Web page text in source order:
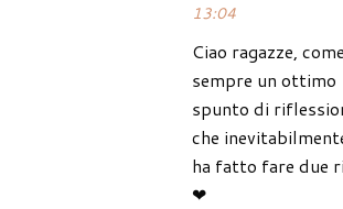
13:04
Ciao ragazze, come
sempre un ottimo
spunto di
che
ha fatto fare due
❤